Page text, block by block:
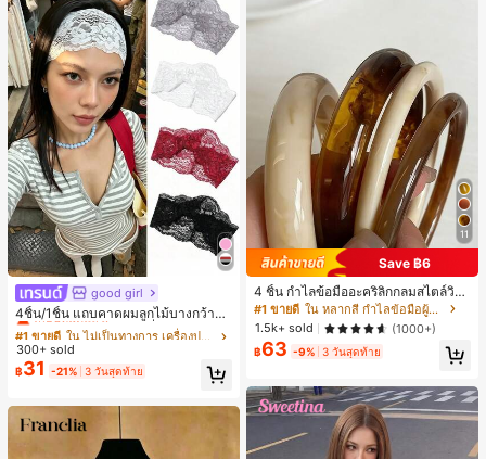
good girl
4ชิ้น/1ชิ้น แถบคาดผมลูกไม้บางกว้างยื
ดหยุ่นสำหรับผู้หญิง, แฟชั่นอเนกประสง
ค์พรีเมียมหรูหราสไตล์มินิมอล ผ้าพันคอ
เล็กๆ ห่วงผม อุปกรณ์เสริมผม, เหมาะสำ
หรับการออกไปข้างนอกประจำวัน, ลำล
อง, งานปาร์ตี้, การเดินทาง, การพักผ่อ
น, การมัดผม, การจัดทรงผม, การแต่งห
น้า, การจับคู่ชุด, อุปกรณ์เสริมประดับผ
ม
#1 ขายดี
เกือบหมดแล้ว!
#1 ขายดี
เกือบหมดแล้ว!
#1 ขายดี
เกือบหมดแล้ว!
#1 ขายดี
ใน ไม่เป็นทางการ เครื่องประดับผมผู้หญิง
300+ sold
฿31 -21% 3 วันสุดท้าย
11
Save ฿6
4 ชิ้น กำไลข้อมืออะคริลิกกลมสไตล์วินเ
ทจหรูหราสำหรับผู้หญิง, ดีไซน์เรียบง่าย
ทันสมัย, เหมาะสำหรับสวมใส่ในชีวิตปร
ะจำวันและโอกาสต่างๆ, ของขวัญสำหรั
บเธอ
#1 ขายดี
ใน หลากสี กำไลข้อมือผู้หญิง
1.5k+ sold
(1000+)
฿63 -9% 3 วันสุดท้าย